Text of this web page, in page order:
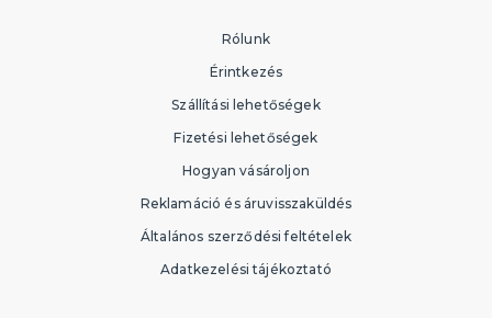
Rólunk
Érintkezés
Szállítási lehetőségek
Fizetési lehetőségek
Hogyan vásároljon
Reklamáció és áruvisszaküldés
Általános szerződési feltételek
Adatkezelési tájékoztató